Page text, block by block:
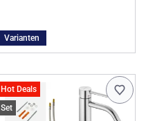
Varianten
Hot Deals
Set